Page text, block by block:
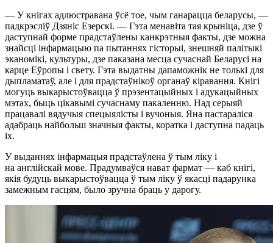
— У кнігах адлюстравана ўсё тое, чым ганарацца беларусы, —
падкрэсліў Дзяніс Езерскі. — Гэта менавіта тая крыніца, дзе ў
даступнай форме прадстаўлены канкрэтныя факты, дзе можна
знайсці інфармацыю па пытаннях гісторыі, знешняй палітыкі
эканомікі, культуры, дзе паказана месца сучаснай Беларусі на
карце Еўропы і свету. Гэта выдатны дапаможнік не толькі для
дыпламатаў, але і для прадстаўнікоў органаў кіравання. Кнігі
могуць выкарыстоўвацца ў прэзентацыйных і адукацыйных
мэтах, быць цікавымі сучаснаму пакаленню. Над серыяй
працавалі вядучыя спецыялісты і вучоныя. Яна пастараліся
адабраць найбольш значныя факты, коратка і даступна падаць
іх.
У выданнях інфармацыя прадстаўлена ў тым ліку і
на англійскай мове. Прадумваўся нават фармат — каб кнігі,
якія будуць выкарыстоўвацца ў тым ліку ў якасці падарунка
замежным гасцям, было зручна браць у дарогу.